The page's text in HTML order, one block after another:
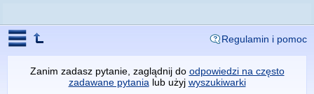
Regulamin i pomoc
Zanim zadasz pytanie, zaglądnij do odpowiedzi na często
zadawane pytania lub użyj wyszukiwarki